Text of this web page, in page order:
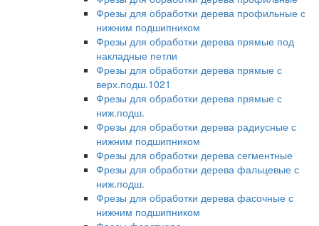
Фрезы для обработки дерева профильные с
нижним подшипником
Фрезы для обработки дерева прямые под
накладные петли
Фрезы для обработки дерева прямые с
верх.подш.1021
Фрезы для обработки дерева прямые с
ниж.подш.
Фрезы для обработки дерева радиусные с
нижним подшипником
Фрезы для обработки дерева сегментные
Фрезы для обработки дерева фальцевые с
ниж.подш.
Фрезы для обработки дерева фасочные с
нижним подшипником